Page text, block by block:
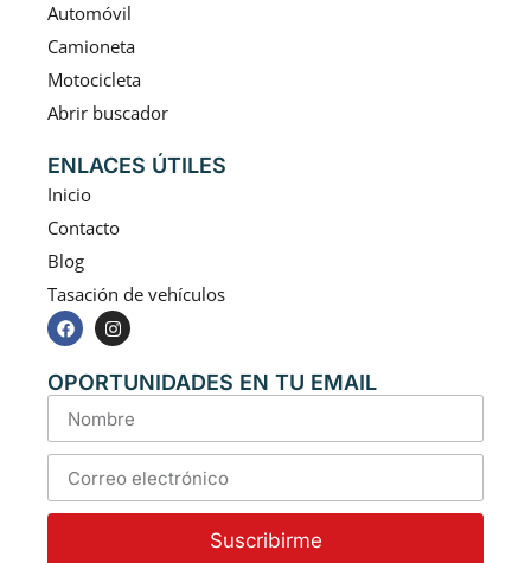
Automóvil
Camioneta
Motocicleta
Abrir buscador
ENLACES ÚTILES
Inicio
Contacto
Blog
Tasación de vehículos
OPORTUNIDADES EN TU EMAIL
Suscribirme